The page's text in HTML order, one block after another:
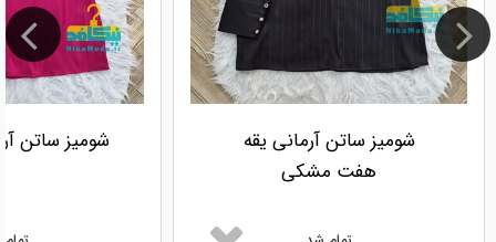
شومیز ساتن آرمانی یقه
هفت مشکی
شومیز ساتن